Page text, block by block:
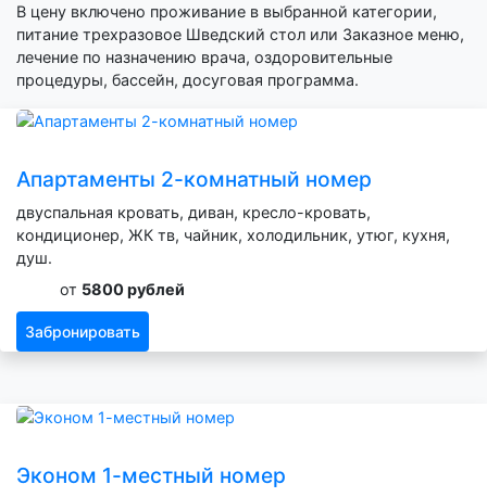
В цену включено проживание в выбранной категории,
питание трехразовое Шведский стол или Заказное меню,
лечение по назначению врача, оздоровительные
процедуры, бассейн, досуговая программа.
Апартаменты 2-комнатный номер
двуспальная кровать, диван, кресло-кровать,
кондиционер, ЖК тв, чайник, холодильник, утюг, кухня,
душ.
от 5800 рублей
Забронировать
Эконом 1-местный номер